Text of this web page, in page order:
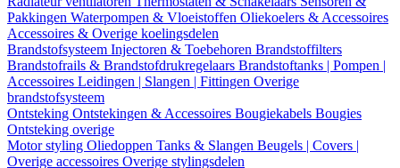
Pakkingen Waterpompen & Vloeistoffen Oliekoelers & Accessoires
Accessoires & Overige koelingsdelen
Brandstofsysteem Injectoren & Toebehoren Brandstoffilters
Brandstofrails & Brandstofdrukregelaars Brandstoftanks | Pompen |
Accessoires Leidingen | Slangen | Fittingen Overige
brandstofsysteem
Ontsteking Ontstekingen & Accessoires Bougiekabels Bougies
Ontsteking overige
Motor styling Oliedoppen Tanks & Slangen Beugels | Covers |
Overige accessoires Overige stylingsdelen